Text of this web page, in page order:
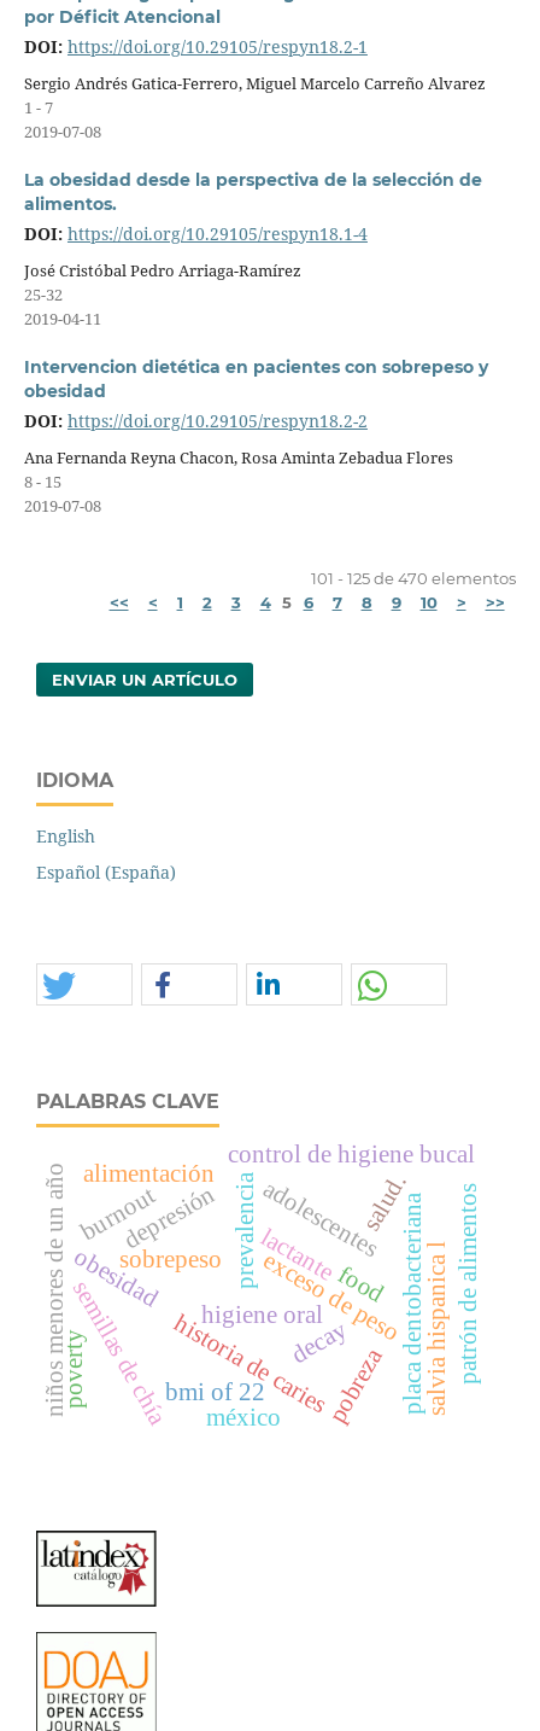
por Déficit Atencional
DOI: https://doi.org/10.29105/respyn18.2-1
Sergio Andrés Gatica-Ferrero, Miguel Marcelo Carreño Alvarez
1 - 7
2019-07-08
La obesidad desde la perspectiva de la selección de
alimentos.
DOI: https://doi.org/10.29105/respyn18.1-4
José Cristóbal Pedro Arriaga-Ramírez
25-32
2019-04-11
Intervencion dietética en pacientes con sobrepeso y
obesidad
DOI: https://doi.org/10.29105/respyn18.2-2
Ana Fernanda Reyna Chacon, Rosa Aminta Zebadua Flores
8 - 15
2019-07-08
101 - 125 de 470 elementos
<<
< 1 2 3 4 5 6 7 8 9 10 > >>
ENVIAR UN ARTÍCULO
IDIOMA
English
Español (España)
PALABRAS CLAVE
lactante
prevalencia
exceso de peso
sobrepeso
obesidad
niños menores de un año placa dentobacteriana
control de higiene bucal
adolescentes
higiene oral
historia de caries
decay
semillas de chía salvia hispanica lpatrón de alimentos
depresión
bmi of 22
alimentación
pobreza
méxico
food
poverty
salud.
burnout